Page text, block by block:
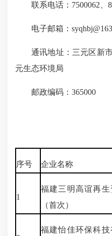
联系电话：7500062、
电子邮箱：
通讯地址：三元区新
元生态环境局
邮政编码：365000
序号 企业名称
1
福建三明高谊再生
（首次）
福建怡佳环保科